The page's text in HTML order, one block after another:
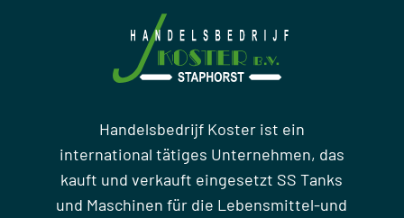
Handelsbedrijf Koster ist ein
international tätiges Unternehmen, das
kauft und verkauft eingesetzt SS Tanks
und Maschinen für die Lebensmittel-und